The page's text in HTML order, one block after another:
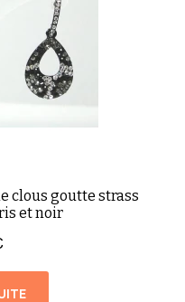
clous goutte strass
et noir